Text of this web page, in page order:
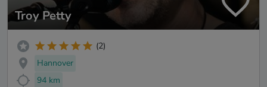
Troy Petty
(2)
Hannover
94 km